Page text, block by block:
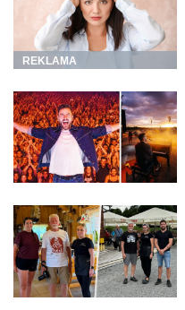
REKLAMA